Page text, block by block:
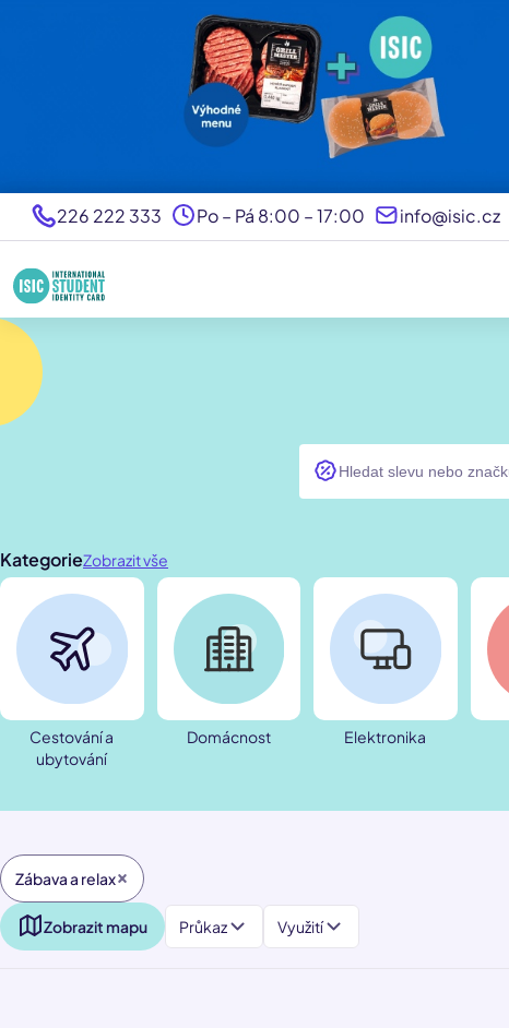
226 222 333 Po – Pá 8:00 – 17:00 info@isic.cz
KategorieZobrazit vše
Cestování a
ubytování
Domácnost Elektronika
Zábava a relax
Zobrazit mapu Průkaz Využití